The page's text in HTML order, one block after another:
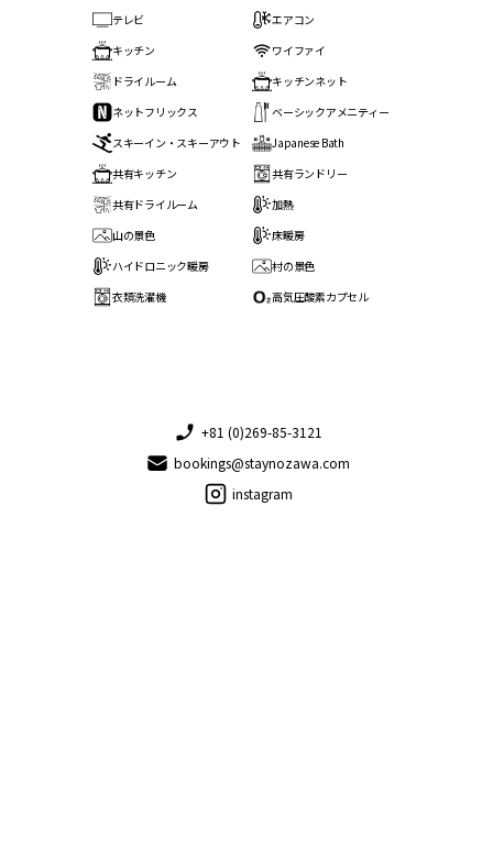
テレビ
エアコン
キッチン
ワイファイ
ドライルーム
キッチンネット
ネットフリックス
ベーシックアメニティー
スキーイン・スキーアウト
Japanese Bath
共有キッチン
共有ランドリー
共有ドライルーム
加熱
山の景色
床暖房
ハイドロニック暖房
村の景色
衣類洗濯機
高気圧酸素カプセル
+81 (0)269-85-3121
bookings@staynozawa.com
instagram